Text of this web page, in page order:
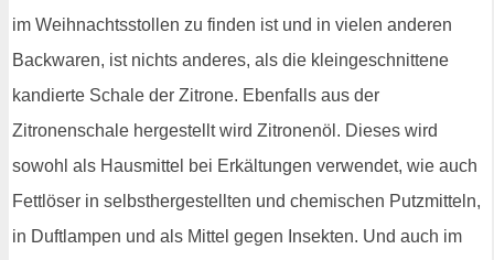
im Weihnachtsstollen zu finden ist und in vielen anderen
Backwaren, ist nichts anderes, als die kleingeschnittene
kandierte Schale der Zitrone. Ebenfalls aus der
Zitronenschale hergestellt wird Zitronenöl. Dieses wird
sowohl als Hausmittel bei Erkältungen verwendet, wie auch
Fettlöser in selbsthergestellten und chemischen Putzmitteln,
in Duftlampen und als Mittel gegen Insekten. Und auch im